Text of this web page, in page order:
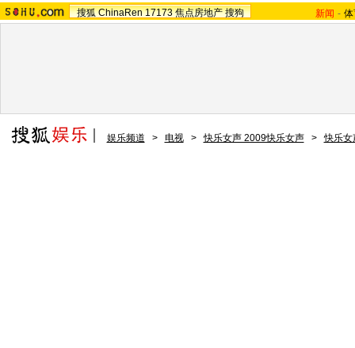
搜狐 ChinaRen 17173 焦点房地产 搜狗 新闻 -
娱乐频道 > 电视 > 快乐女声 2009快乐女声 > 快乐女